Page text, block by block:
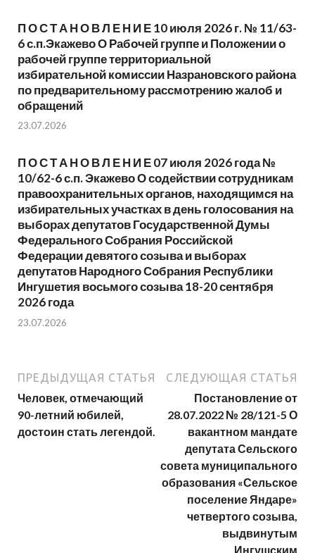
П О С Т А Н О В Л Е Н И Е 10 июля 2026 г. № 11/63-
6 с.п.Экажево О Рабочей группе и Положении о
рабочей группе территориальной
избирательной комиссии Назрановского района
по предварительному рассмотрению жалоб и
обращений
23.07.2026
П О С Т А Н О В Л Е Н И Е 07 июля 2026 года №
10/62-6 с.п. Экажево О содействии сотрудникам
правоохранительных органов, находящимся на
избирательных участках в день голосования на
выборах депутатов Государственной Думы
Федерального Собрания Российской
Федерации девятого созыва и выборах
депутатов Народного Собрания Республики
Ингушетия восьмого созыва 18-20 сентября
2026 года
23.07.2026
ПРЕДЫДУЩАЯ СТАТЬЯ
Человек, отмечающий
90-летний юбилей,
достоин стать легендой.
СЛЕДУЮЩАЯ СТАТЬЯ
Постановление от
28.07.2022 № 28/121-5 О
вакантном мандате
депутата Сельского
совета муниципального
образования «Сельское
поселение Яндаре»
четвертого созыва,
выдвинутым
Ингушским